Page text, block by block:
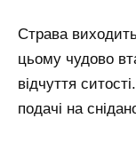
Страва
цьому чудово
відчуття
подачі на